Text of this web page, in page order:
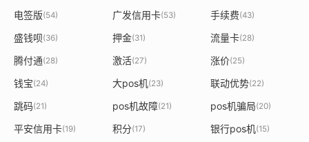
电签版(54) 广发信用卡(53) 手续费(43)
盛钱呗(36) 押金(31) 流量卡(28)
腾付通(28) 激活(27) 涨价(25)
钱宝(24) 大pos机(23) 联动优势(22)
跳码(21) pos机故障(21) pos机骗局(20)
平安信用卡(19) 积分(17) 银行pos机(15)